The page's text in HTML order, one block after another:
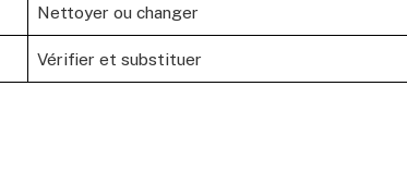
Nettoyer ou changer
Vérifier et substituer